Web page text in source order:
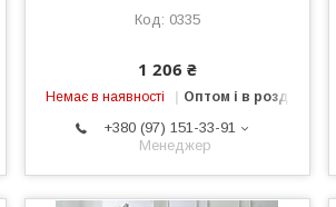
0335
1 206 ₴
Немає в наявності Оптом і в роздріб
+380 (97) 151-33-91
Менеджер